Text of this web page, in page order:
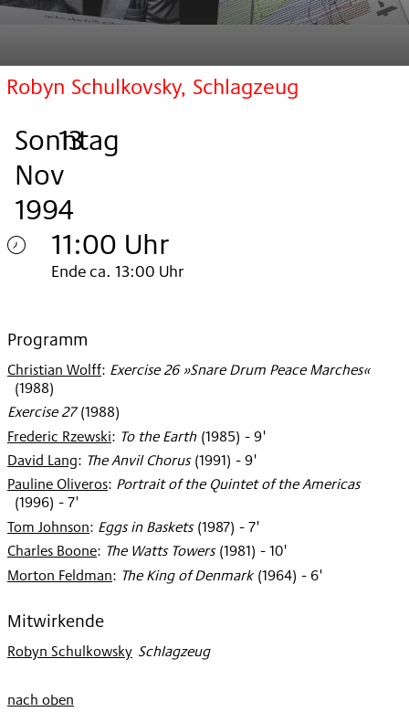
Robyn Schulkovsky, Schlagzeug
Sonntag
, 13
.
Nov
1994
.
11:00 Uhr
Sonntag
Nov
1994
Ende ca. 13:00 Uhr
Programm
Christian Wolff: Exercise 26 »Snare Drum Peace Marches«
(1988)
Exercise 27 (1988)
Frederic Rzewski: To the Earth (1985) - 9'
David Lang: The Anvil Chorus (1991) - 9'
Pauline Oliveros: Portrait of the Quintet of the Americas
(1996) - 7'
Tom Johnson: Eggs in Baskets (1987) - 7'
Charles Boone: The Watts Towers (1981) - 10'
Morton Feldman: The King of Denmark (1964) - 6'
Mitwirkende
Robyn Schulkowsky
: Schlagzeug
nach oben